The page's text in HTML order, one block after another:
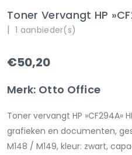
Toner Vervangt HP
| 1 aanbieder(s)
€50,20
Merk: Otto Office
Toner vervangt HP »CF294A«
grafieken en documenten,
M148 / M149, kleur: zwart,